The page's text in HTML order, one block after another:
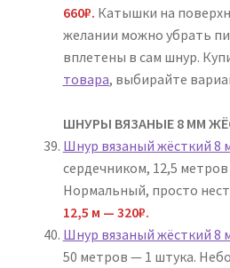
660₽. Катышки на
желании можно убрать
вплетены в сам шнур.
товара, выбирайте
ШНУРЫ ВЯЗАНЫЕ 8 ММ
Шнур вязаный жёсткий 8
сердечником, 12,5
Нормальный, просто
12,5 м — 320₽.
Шнур вязаный жёсткий 8
50 метров — 1 штука.